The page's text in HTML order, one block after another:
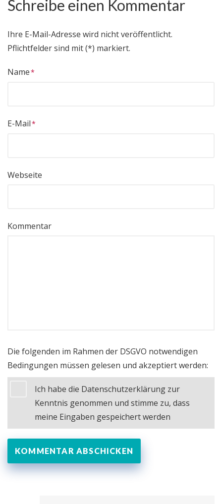
Schreibe einen Kommentar
Ihre E-Mail-Adresse wird nicht veröffentlicht.
Pflichtfelder sind mit (*) markiert.
Name
E-Mail
Webseite
Kommentar
Die folgenden im Rahmen der DSGVO notwendigen
Bedingungen müssen gelesen und akzeptiert werden:
Ich habe die Datenschutzerklärung zur
Kenntnis genommen und stimme zu, dass
meine Eingaben gespeichert werden